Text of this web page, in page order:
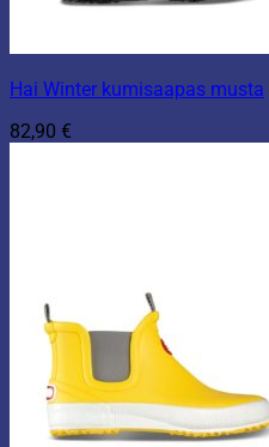
Hai Winter kumisaapas musta
82,90 €